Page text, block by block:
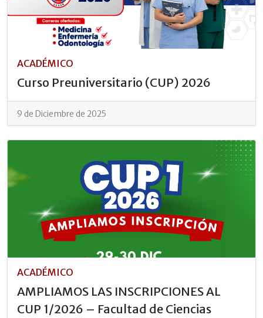
ACADÉMICO
Curso Preuniversitario (CUP) 2026
9 de Diciembre de 2025
ACADÉMICO
AMPLIAMOS LAS INSCRIPCIONES AL
CUP 1/2026 – Facultad de Ciencias